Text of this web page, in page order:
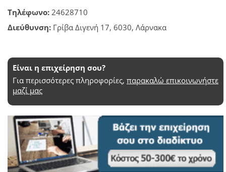
ΠΕΡΙΣΣΟΤΕΡΑ
Τηλέφωνο: 24628710
Διεύθυνση: Γρίβα Διγενή 17, 6030, Λάρνακα
Είναι η επιχείρηση σου?
Για περισσότερες πληροφορίες, παρακαλώ επικοινωνήστε
μαζί μας